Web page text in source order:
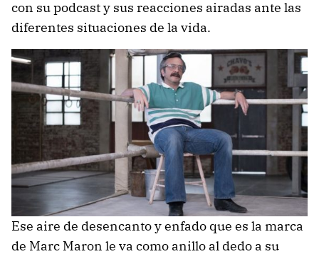
con su podcast y sus reacciones airadas ante las
diferentes situaciones de la vida.
Ese aire de desencanto y enfado que es la marca
de Marc Maron le va como anillo al dedo a su